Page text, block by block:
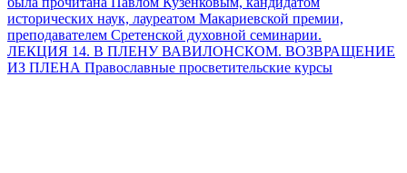
исторических наук, лауреатом Макариевской премии,
преподавателем Сретенской духовной семинарии.
ЛЕКЦИЯ 14. В ПЛЕНУ ВАВИЛОНСКОМ. ВОЗВРАЩЕНИЕ
ИЗ ПЛЕНА Православные просветительские курсы